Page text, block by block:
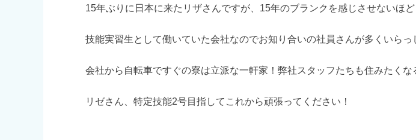
15年ぶりに日本に来たリザさんですが、15年のブランクを感じさせないほど
技能実習生として働いていた会社なのでお知り合いの社員さんが多くいら
会社から自転車ですぐの寮は立派な一軒家！弊社スタッフたちも住みたくな
リゼさん、特定技能2号目指してこれから頑張ってください！